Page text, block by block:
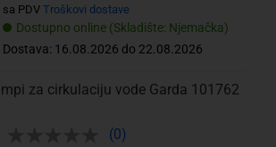
Dostupno online (Skladište: Njemačka)
Dostava: 16.08.2026 do 22.08.2026
sa PDV Troškovi dostave
za cirkulaciju vode Garda 101762
(0)